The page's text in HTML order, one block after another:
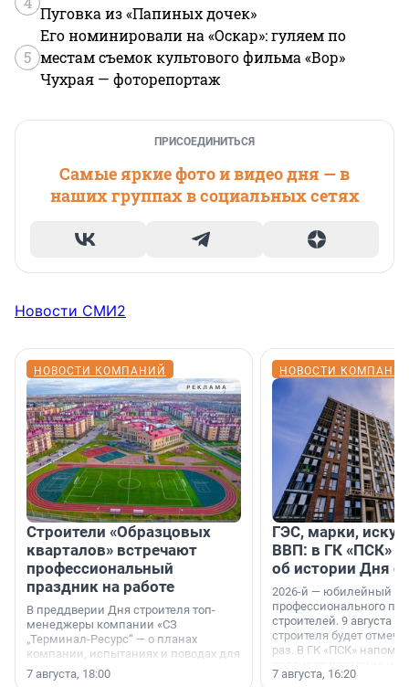
Пуговка из «Папиных дочек»
5
Его номинировали на «Оскар»: гуляем по
местам съемок культового фильма «Вор»
Чухрая — фоторепортаж
ПРИСОЕДИНИТЬСЯ
Самые яркие фото и видео дня — в
наших группах в социальных сетях
Новости СМИ2
НОВОСТИ КОМПАНИЙ
Строители «Образцовых
кварталов» встречают
профессиональный
праздник на работе
В преддверии Дня строителя топ-
менеджеры компании «СЗ
„Терминал-Ресурс“ — о планах
компании, испытаниях и поводах для
осторожного оптимизма.
7 августа, 18:00
НОВОСТИ
ГЭС, марки,
ВВП: в ГК «ПСК»
об истории Дня
2026-й — юбилейный
профессионального
строителей. 9 августа
строителя будет
раз. В ГК «ПСК»
поменялась роль
7 августа, 16:20